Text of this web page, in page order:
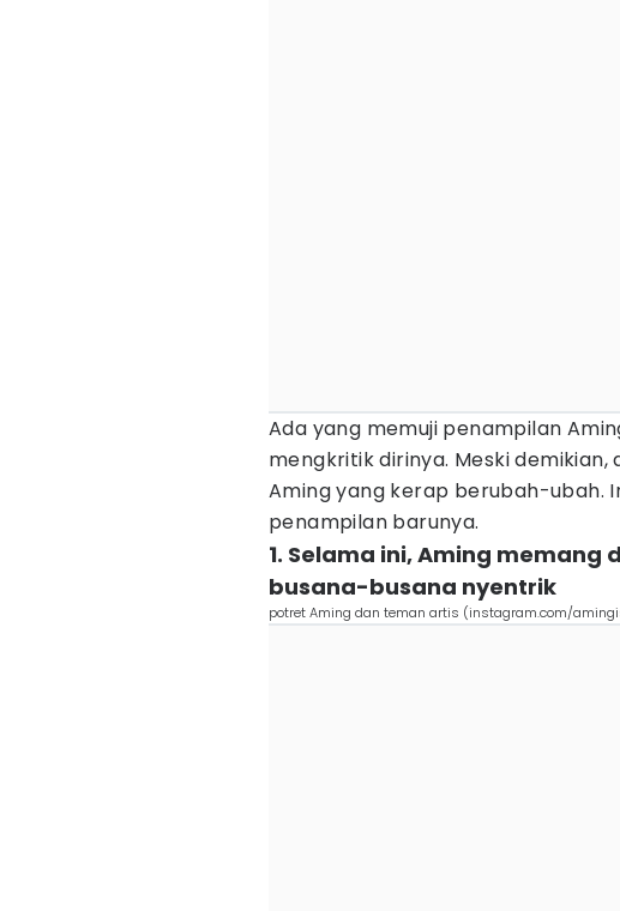
Ada yang memuji penampilan
mengkritik dirinya. Meski
Aming yang kerap berubah-ubah.
penampilan barunya.
1. Selama ini, Aming
busana-busana nyentrik
potret Aming dan teman artis (instagram.com/